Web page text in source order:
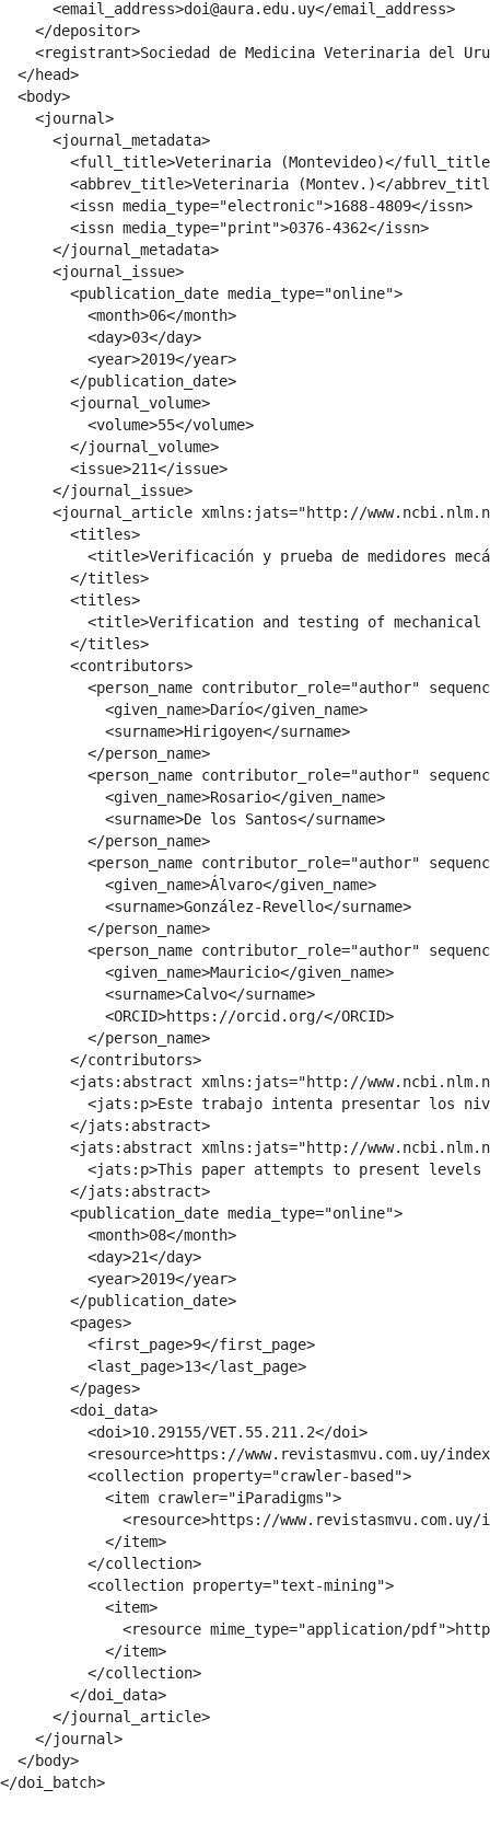
      <email_address>doi@aura.edu.uy</email_address>
    </depositor>
<registrant>Sociedad de Medicina Veterinaria del
  </head>
  <body>
    <journal>
      <journal_metadata>
<full_title>Veterinaria (Montevideo)</
<abbrev_title>Veterinaria (Montev.)</
        <issn media_type="electronic">1688-4809</issn>
        <issn media_type="print">0376-4362</issn>
      </journal_metadata>
      <journal_issue>
        <publication_date media_type="online">
          <month>06</month>
          <day>03</day>
          <year>2019</year>
        </publication_date>
        <journal_volume>
          <volume>55</volume>
        </journal_volume>
        <issue>211</issue>
      </journal_issue>
<journal_article xmlns:jats="http://
        <titles>
<title>Verificación y prueba de medidores
        </titles>
        <titles>
<title>Verification and testing of
        </titles>
        <contributors>
<person_name contributor_role="author"
            <given_name>Darío</given_name>
            <surname>Hirigoyen</surname>
          </person_name>
<person_name contributor_role="author"
            <given_name>Rosario</given_name>
            <surname>De los Santos</surname>
          </person_name>
<person_name contributor_role="author"
            <given_name>Álvaro</given_name>
            <surname>González-Revello</surname>
          </person_name>
<person_name contributor_role="author"
            <given_name>Mauricio</given_name>
            <surname>Calvo</surname>
            <ORCID>https://orcid.org/</ORCID>
          </person_name>
        </contributors>
<jats:abstract xmlns:jats="http://
<jats:p>Este trabajo intenta presentar los
        </jats:abstract>
<jats:abstract xmlns:jats="http://
<jats:p>This paper attempts to present
        </jats:abstract>
        <publication_date media_type="online">
          <month>08</month>
          <day>21</day>
          <year>2019</year>
        </publication_date>
        <pages>
          <first_page>9</first_page>
          <last_page>13</last_page>
        </pages>
        <doi_data>
          <doi>10.29155/VET.55.211.2</doi>
<resource>https://www.revistasmvu.com.uy/
          <collection property="crawler-based">
            <item crawler="iParadigms">
<resource>https://
            </item>
          </collection>
          <collection property="text-mining">
            <item>
<resource mime_type="application/
            </item>
          </collection>
        </doi_data>
      </journal_article>
    </journal>
  </body>